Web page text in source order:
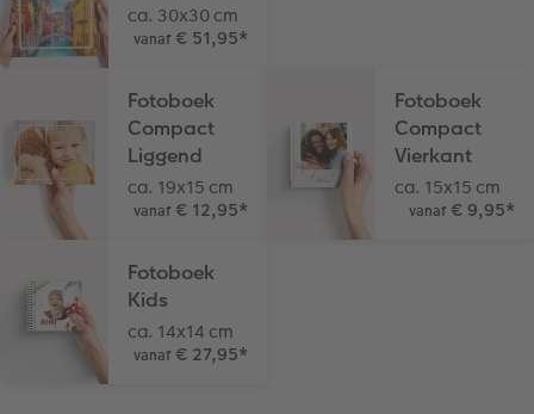
ca. 30x30 cm
vanaf € 51,95*
Fotoboek
Compact
Liggend
ca. 19x15 cm
vanaf € 12,95*
Fotoboek
Compact
Vierkant
ca. 15x15 cm
vanaf € 9,95*
Fotoboek
Kids
ca. 14x14 cm
vanaf € 27,95*